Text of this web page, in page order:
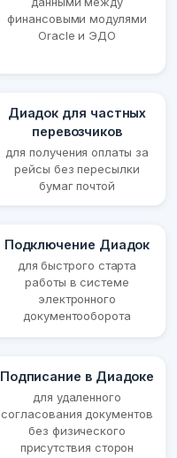
финансовыми модулями
Oracle и ЭДО
Диадок для частных
перевозчиков
для получения оплаты за
рейсы без пересылки
бумаг почтой
Подключение Диадок
для быстрого старта
работы в системе
электронного
документооборота
Подписание в Диадоке
для удаленного
согласования документов
без физического
присутствия сторон